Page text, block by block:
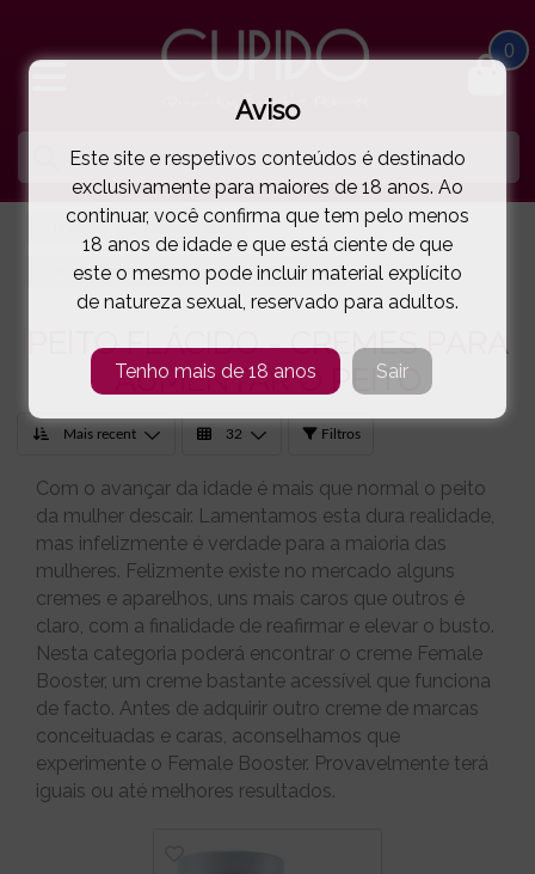
0
PEITO FLÁCIDO - CREMES PARA AUMENTAR O PEITO
PEITO FLÁCIDO - CREMES PARA
AUMENTAR O PEITO
Filtros
Com o avançar da idade é mais que normal o peito
da mulher descair. Lamentamos esta dura realidade,
mas infelizmente é verdade para a maioria das
mulheres. Felizmente existe no mercado alguns
cremes e aparelhos, uns mais caros que outros é
claro, com a finalidade de reafirmar e elevar o busto.
Nesta categoria poderá encontrar o creme Female
Booster, um creme bastante acessível que funciona
de facto. Antes de adquirir outro creme de marcas
conceituadas e caras, aconselhamos que
experimente o Female Booster. Provavelmente terá
iguais ou até melhores resultados.
Aviso
Este site e respetivos conteúdos é destinado
exclusivamente para maiores de 18 anos. Ao
continuar, você confirma que tem pelo menos
18 anos de idade e que está ciente de que
este o mesmo pode incluir material explícito
de natureza sexual, reservado para adultos.
Tenho mais de 18 anos Sair